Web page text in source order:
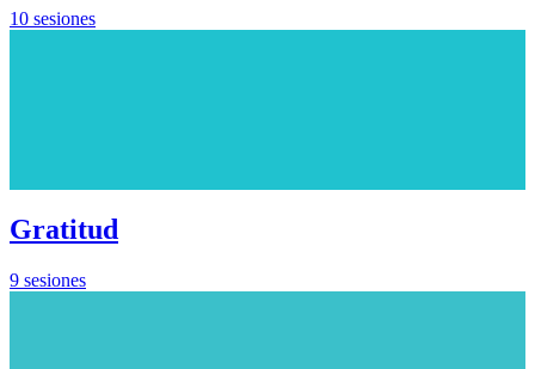
10 sesiones
Gratitud
9 sesiones